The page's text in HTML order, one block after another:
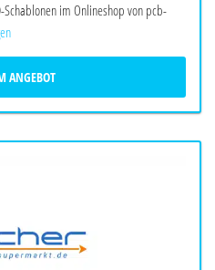
Schablonen im Onlineshop von pcb-
ANGEBOT